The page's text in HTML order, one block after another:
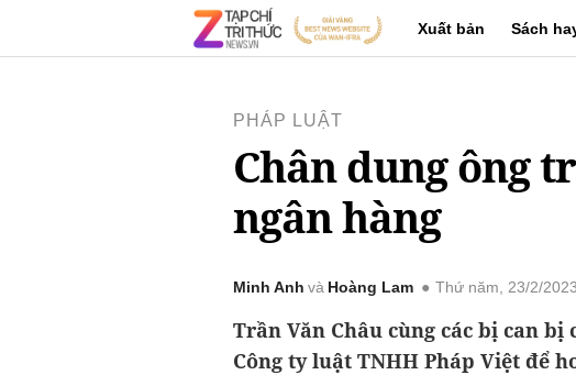
Xuất bản Sách
PHÁP LUẬT
Chân dung ông
ngân hàng
Minh Anh Hoàng Lam Thứ năm, 23/2/
Trần Văn Châu cùng các bị can
Công ty luật TNHH Pháp Việt để